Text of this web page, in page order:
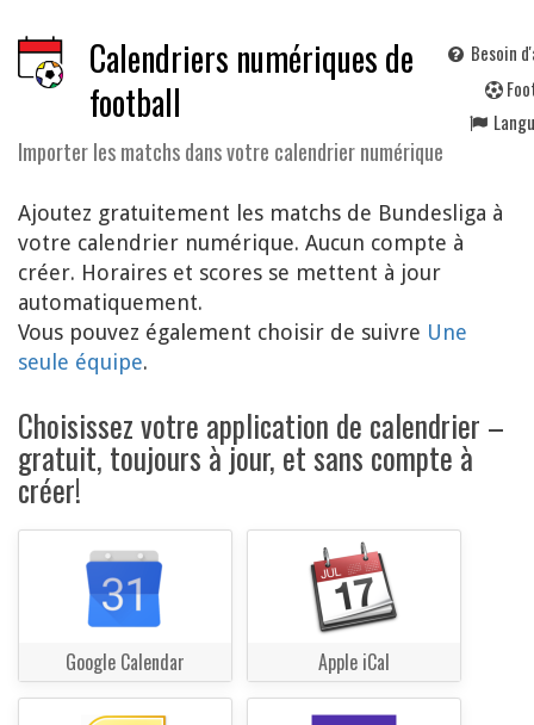
Calendriers numériques de
football
Importer les matchs dans votre calendrier numérique
Besoin
F
Ajoutez gratuitement les matchs de Bundesliga à
votre calendrier numérique. Aucun compte à
créer. Horaires et scores se mettent à jour
automatiquement.
Vous pouvez également choisir de suivre Une
seule équipe.
Choisissez votre application de calendrier –
gratuit, toujours à jour, et sans compte à
créer!
Google Calendar Apple iCal